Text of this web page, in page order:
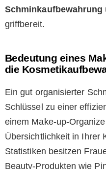
Schminkaufbewahrung
griffbereit.
Bedeutung eines
die
Ein gut organisierter
Schlüssel zu einer
einem Make-up-
Übersichtlichkeit in Ihrer
Statistiken besitzen
Beauty-Produkten wie